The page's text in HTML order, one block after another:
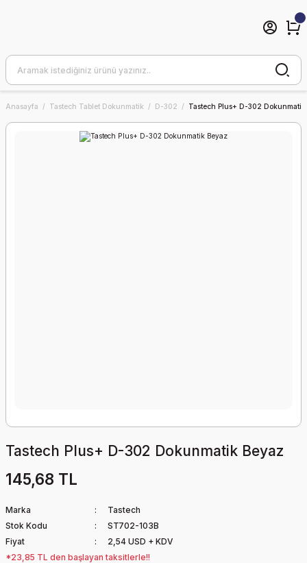
Anasayfa Tastech Tablet Dokunmatik D-302 Tastech Plus+ D-302 Dokunmatik
Tastech Plus+ D-302 Dokunmatik Beyaz
145,68 TL
Marka
Tastech
Stok Kodu
ST702-103B
Fiyat
2,54 USD + KDV
*23,85 TL den başlayan taksitlerle!!